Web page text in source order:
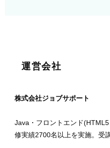
運営会社
株式会社ジョブサポート
Java・フロントエンド
修実績2700名以上を実施。受